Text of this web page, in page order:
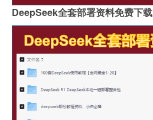
DeepSeek全套部署资料免费下载